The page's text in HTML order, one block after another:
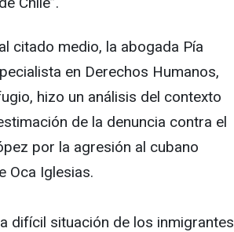
citado medio, la abogada Pía
en Derechos Humanos,
hizo un análisis del contexto
de la denuncia contra el
por la agresión al cubano
Oca Iglesias.
difícil situación de los inmigrantes